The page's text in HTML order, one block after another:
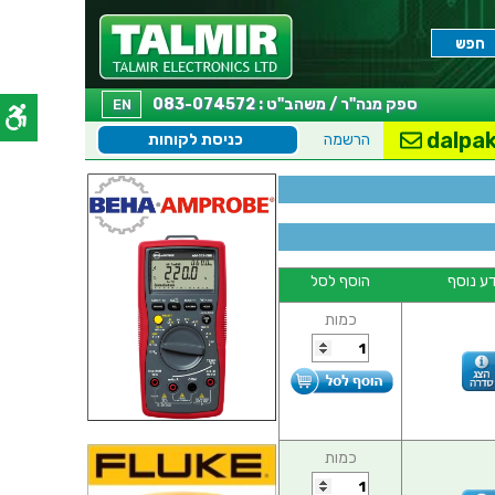
EN
ספק מנה"ר / משהב"ט : 083-074572
כניסת לקוחות
הרשמה
נוסף הוסף לסל
כמות
כמות